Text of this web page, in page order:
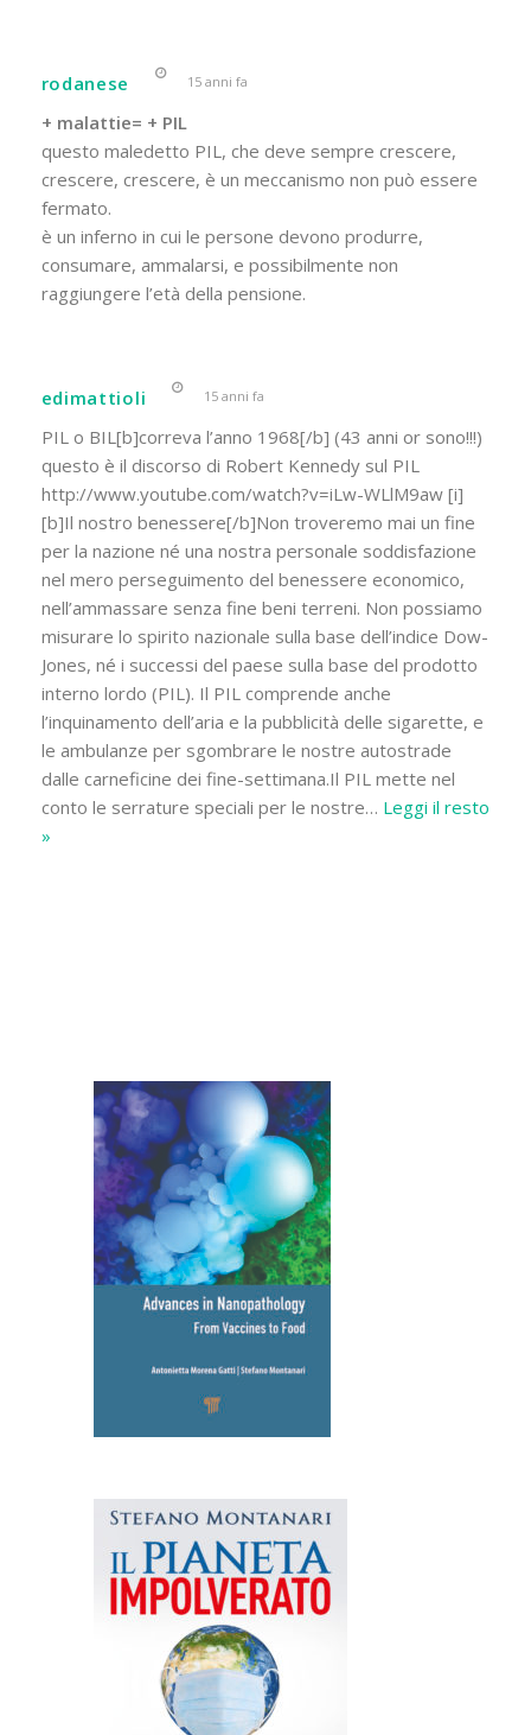
rodanese 15 anni fa
+ malattie= + PIL
questo maledetto PIL, che deve sempre crescere,
crescere, crescere, è un meccanismo non può essere
fermato.
è un inferno in cui le persone devono produrre,
consumare, ammalarsi, e possibilmente non
raggiungere l’età della pensione.
edimattioli 15 anni fa
PIL o BIL[b]correva l’anno 1968[/b] (43 anni or sono!!!)
questo è il discorso di Robert Kennedy sul PIL
http://www.youtube.com/watch?v=iLw-WLlM9aw [i]
[b]Il nostro benessere[/b]Non troveremo mai un fine
per la nazione né una nostra personale soddisfazione
nel mero perseguimento del benessere economico,
nell’ammassare senza fine beni terreni. Non possiamo
misurare lo spirito nazionale sulla base dell’indice Dow-
Jones, né i successi del paese sulla base del prodotto
interno lordo (PIL). Il PIL comprende anche
l’inquinamento dell’aria e la pubblicità delle sigarette, e
le ambulanze per sgombrare le nostre autostrade
dalle carneficine dei fine-settimana.Il PIL mette nel
conto le serrature speciali per le nostre… Leggi il resto
»